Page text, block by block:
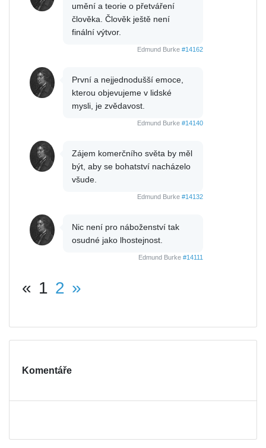
umění a teorie o přetváření
člověka. Člověk ještě není
finální výtvor.
Edmund Burke #14162
První a nejjednodušší emoce,
kterou objevujeme v lidské
mysli, je zvědavost.
Edmund Burke #14140
Zájem komerčního světa by měl
být, aby se bohatství nacházelo
všude.
Edmund Burke #14132
Nic není pro náboženství tak
osudné jako lhostejnost.
Edmund Burke #14111
« 1 2 »
Komentáře